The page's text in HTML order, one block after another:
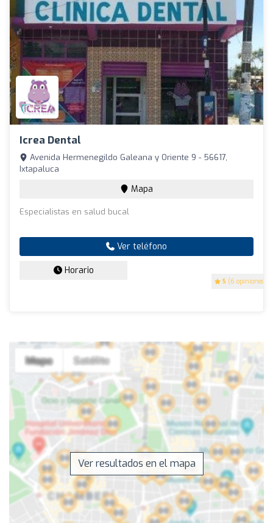
Icrea Dental
5 (6 opiniones)
Avenida Hermenegildo Galeana y Oriente 9 - 56617,
Ixtapaluca
Mapa
Especialistas en salud bucal
Ver teléfono
Horario
Ver resultados en el mapa